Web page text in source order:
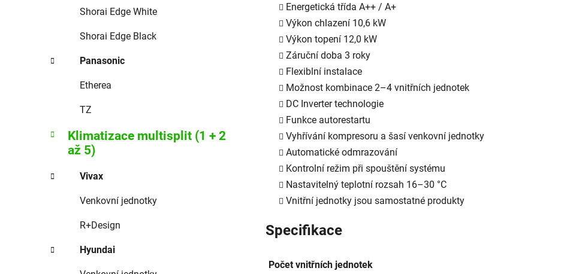
Shorai Edge White
Shorai Edge Black
Panasonic
Etherea
TZ
Klimatizace multisplit (1 + 2
až 5)
Vivax
Venkovní jednotky
R+Design
Hyundai
Energetická třída A++ / A+
Výkon chlazení 10,6 kW
Výkon topení 12,0 kW
Záruční doba 3 roky
Flexiblní instalace
Možnost kombinace 2–4 vnitřních jednotek
DC Inverter technologie
Funkce autorestartu
Vyhřívání kompresoru a šasí venkovní jednotky
Automatické odmrazování
Kontrolní režim při spouštění systému
Nastavitelný teplotní rozsah 16–30 °C
Vnitřní jednotky jsou samostatné produkty
Specifikace
Počet vnitřních jednotek